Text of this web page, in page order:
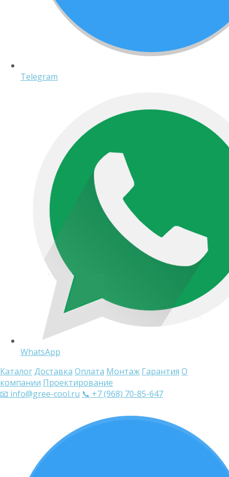
Telegram
WhatsApp
КаталогДоставка Оплата Монтаж Гарантия О
компании Проектирование
📧 info@gree-cool.ru 📞 +7 (968) 70-85-647